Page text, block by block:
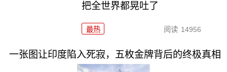
把全世界都晃吐了
最热 阅读 14956
一张图让印度陷入死寂，五枚金牌背后的终极真相